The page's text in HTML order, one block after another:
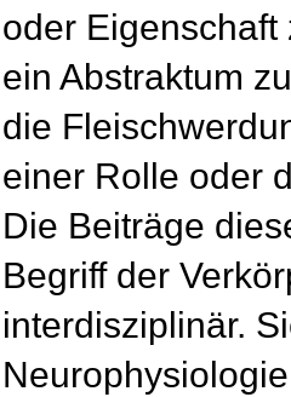
oder
ein Abstraktum
die
einer Rolle oder
Die Beiträge
Begriff der
interdisziplinär.